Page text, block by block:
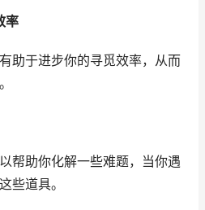
率
助于进步你的寻觅效率，从而
帮助你化解一些难题，当你遇
些道具。